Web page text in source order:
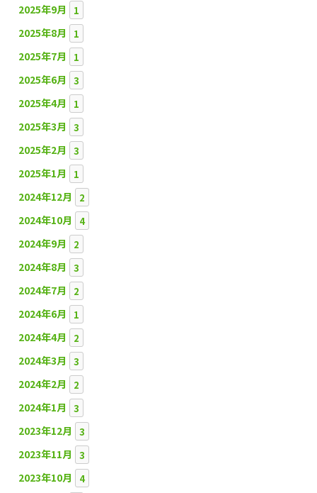
2025年9月 1
2025年8月 1
2025年7月 1
2025年6月 3
2025年4月 1
2025年3月 3
2025年2月 3
2025年1月 1
2024年12月 2
2024年10月 4
2024年9月 2
2024年8月 3
2024年7月 2
2024年6月 1
2024年4月 2
2024年3月 3
2024年2月 2
2024年1月 3
2023年12月 3
2023年11月 3
2023年10月 4